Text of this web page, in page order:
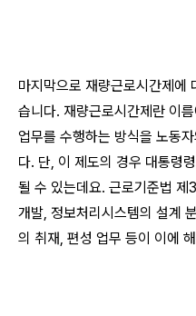
마지막으로 재량근로시간제에
습니다. 재량근로시간제란 이
업무를 수행하는 방식을 노동
다. 단, 이 제도의 경우 대통령
될 수 있는데요. 근로기준법 제
개발, 정보처리시스템의 설계
의 취재, 편성 업무 등이 이에